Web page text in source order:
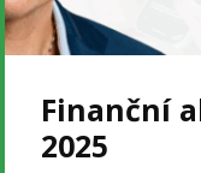
Finanční
2025